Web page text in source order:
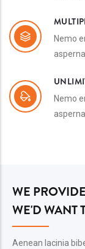
Nemo
Nemo
WE
WE'D WANT
Aenean lacinia